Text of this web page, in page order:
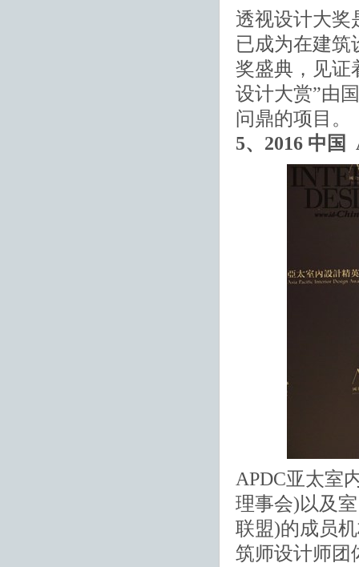
透视设计大奖
已成为在建筑
奖盛典，见证
设计大赏”由
问鼎的项目。
5、2016 中
APDC亚太室
理事会)以及
联盟)的成员
筑师设计师团